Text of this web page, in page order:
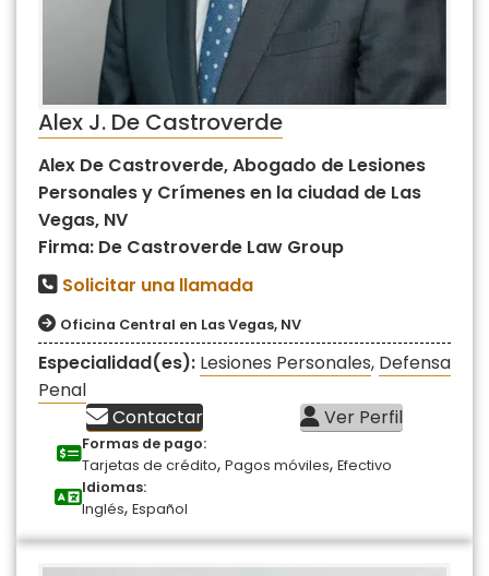
Alex J. De Castroverde
Alex De Castroverde, Abogado de Lesiones
Personales y Crímenes en la ciudad de Las
Vegas, NV
Firma: De Castroverde Law Group
Solicitar una llamada
Oficina Central en Las Vegas, NV
Especialidad(es): Lesiones Personales, Defensa
Penal
Contactar
Ver Perfil
Formas de pago:
Tarjetas de crédito, Pagos móviles, Efectivo
Idiomas:
Inglés, Español